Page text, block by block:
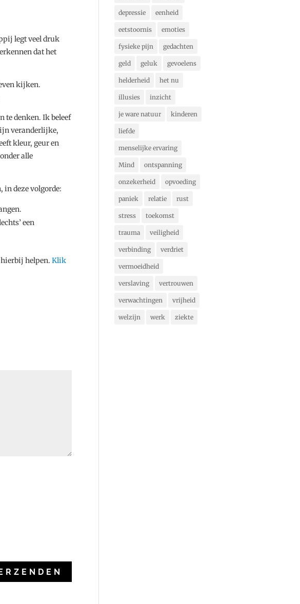
legt veel druk
dat het
kijken.
te denken. Ik beleef
veranderlijke,
kleur, geur en
alle
deze volgorde:
een
hierbij helpen. Klik
depressie eenheid
eetstoornis emoties
fysieke pijn gedachten
geld geluk gevoelens
helderheid het nu
illusies inzicht
je ware natuur kinderen
liefde
menselijke ervaring
Mind ontspanning
onzekerheid opvoeding
paniek relatie rust
stress toekomst
trauma veiligheid
verbinding verdriet
vermoeidheid
verslaving vertrouwen
verwachtingen vrijheid
welzijn werk ziekte